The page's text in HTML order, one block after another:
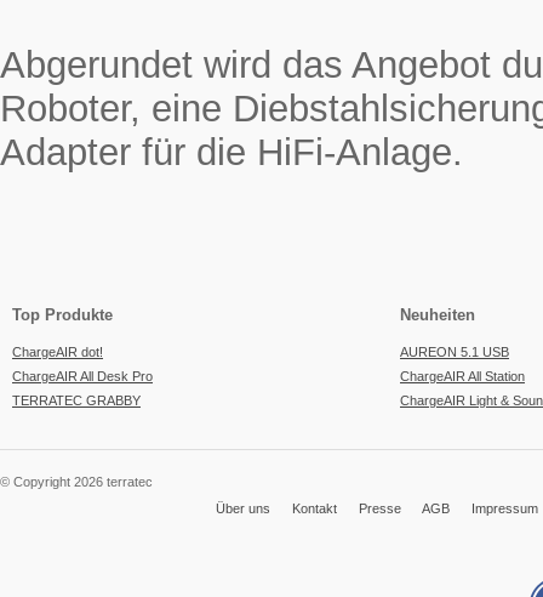
Abgerundet wird das Angebot
Roboter, eine
Adapter für die HiFi-Anlage.
Top Produkte
ChargeAIR dot!
ChargeAIR All Desk Pro
TERRATEC GRABBY
Neuheiten
AUREON 5.1 USB
ChargeAIR All Station
ChargeAIR Light &
© Copyright 2026 terratec
Über uns
Kontakt Presse AGB Impressum